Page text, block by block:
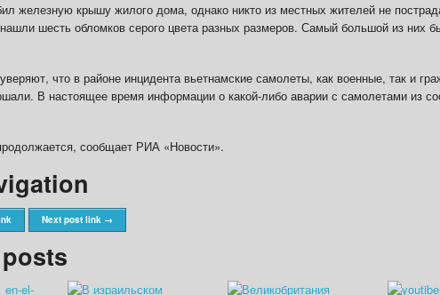
железную крышу жилого дома, однако никто из местных жителей не
шесть обломков серого цвета разных размеров. Самый большой из них
что в районе инцидента вьетнамские самолеты, как военные, так и
В настоящее время информации о какой-либо аварии с самолетами из
сообщает РИА «Новости».
Next post link →